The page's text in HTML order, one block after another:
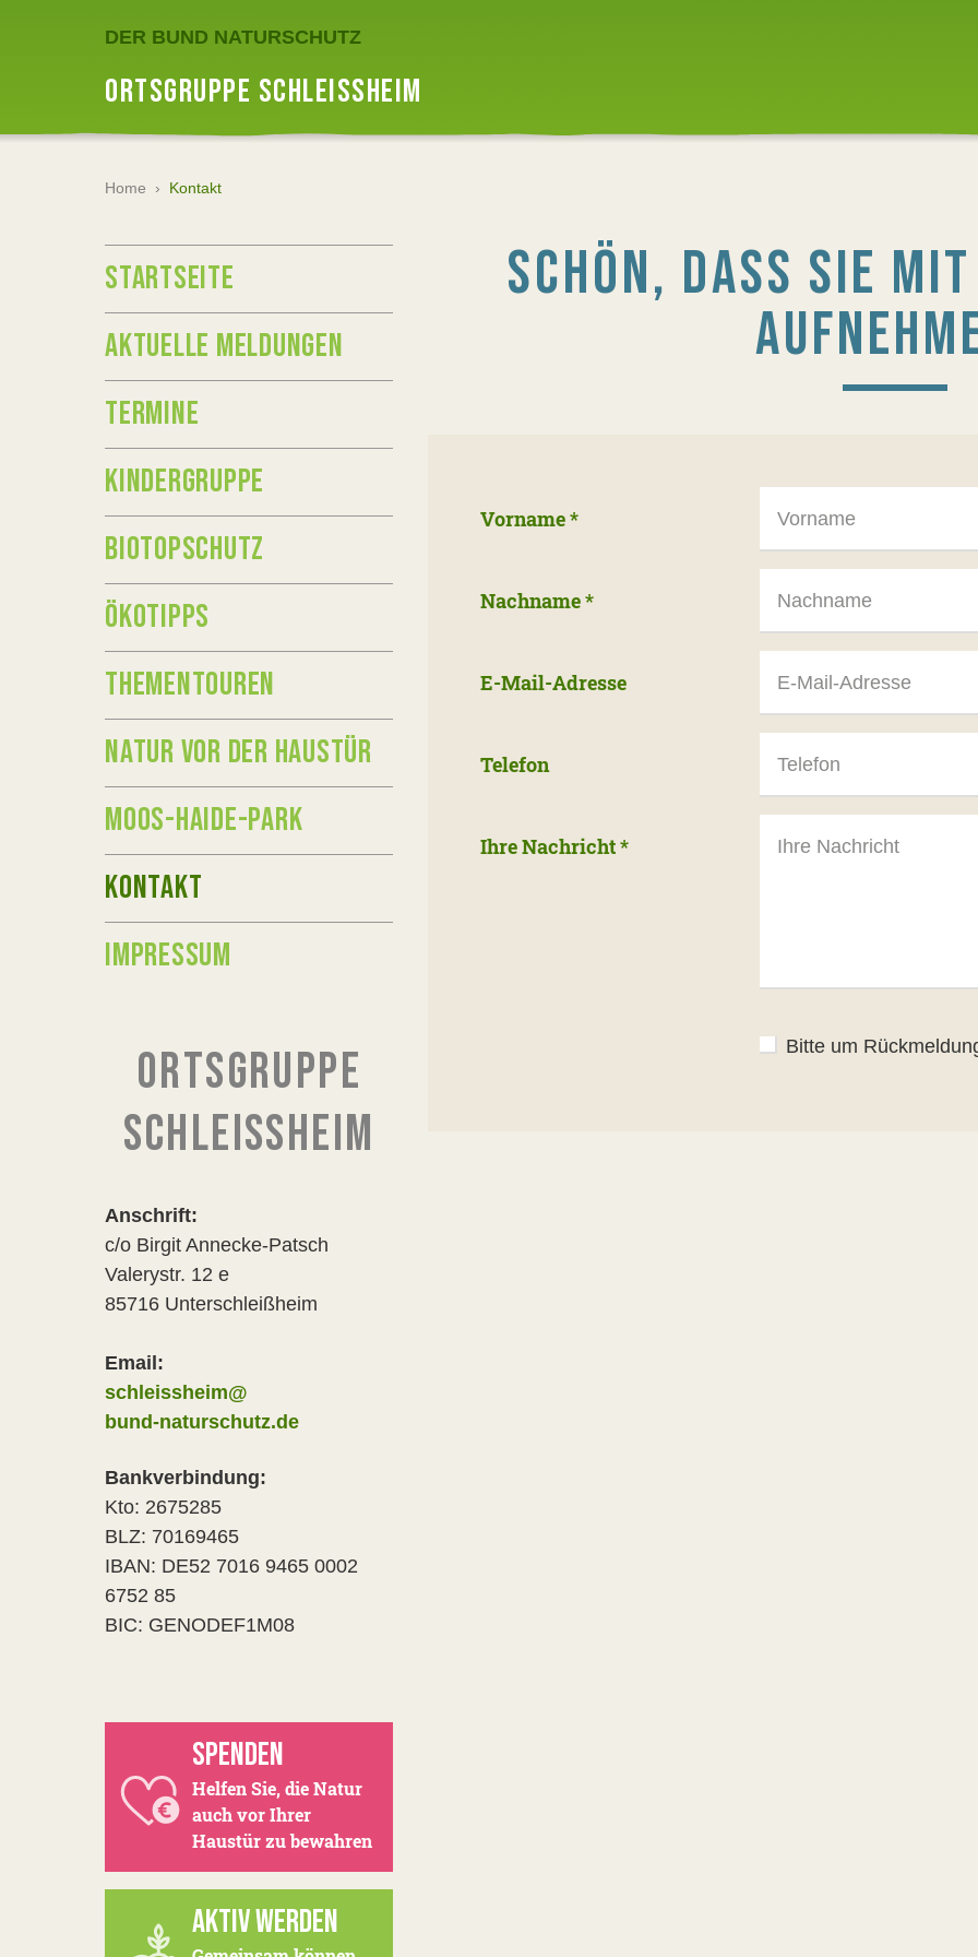
DER BUND NATURSCHUTZ
ORTSGRUPPE SCHLEISSHEIM
Home › Kontakt
SCHÖN, DASS SIE
Vorname*
Nachname*
E-Mail-Adresse
Telefon
Ihre Nachricht*
Bitte um
STARTSEITE
AKTUELLE MELDUNGEN
TERMINE
KINDERGRUPPE
BIOTOPSCHUTZ
ÖKOTIPPS
THEMENTOUREN
NATUR VOR DER HAUSTÜR
MOOS-HAIDE-PARK
KONTAKT
IMPRESSUM
ORTSGRUPPE
SCHLEISSHEIM
Anschrift:
c/o Birgit Annecke-Patsch
Valerystr. 12 e
85716 Unterschleißheim
Email:
schleissheim@
bund-naturschutz.de
Bankverbindung:
Kto: 2675285
BLZ: 70169465
IBAN: DE52 7016 9465 0002
6752 85
BIC: GENODEF1M08
SPENDEN
Helfen Sie, die Natur
auch vor Ihrer
Haustür zu bewahren
AKTIV WERDEN